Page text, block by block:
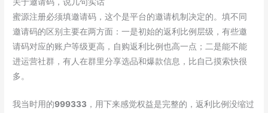
蜜源注册必须填邀请码，这个是平台的邀请机制决定的。填不同
邀请码的区别主要在两方面：一是初始的返利比例层级，有些邀
请码对应的账户等级更高，自购返利比例也高一点；二是能不能
进运营社群，有人在群里分享选品和爆款信息，比自己摸索快很
多。
我当时用的999333 ，用下来感觉权益是完整的，返利比例没缩过